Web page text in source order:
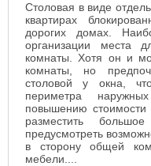
Столовая в виде
квартирах
дорогих домах.
организации места
комнаты. Хотя он и
комнаты, но
столовой у окна,
периметра
повышению стоимости
разместить
предусмотреть
в сторону общей
мебели....